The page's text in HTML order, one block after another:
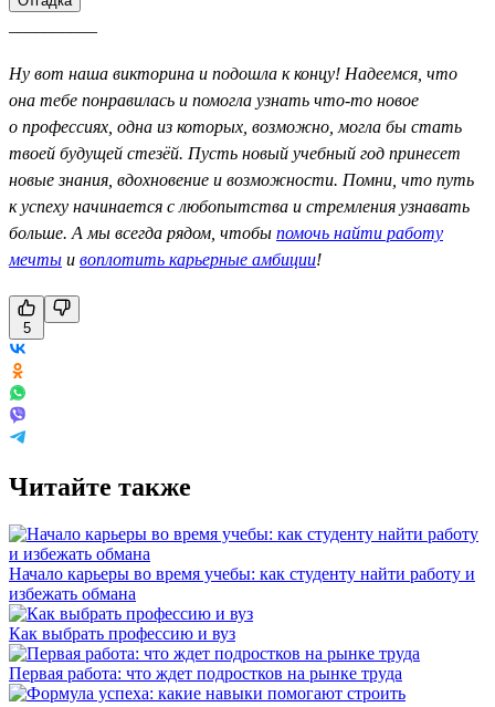
Ну вот наша викторина и подошла к концу! Надеемся, что
она тебе понравилась и помогла узнать что-то новое
о профессиях, одна из которых, возможно, могла бы стать
твоей будущей стезёй. Пусть новый учебный год принесет
новые знания, вдохновение и возможности. Помни, что путь
к успеху начинается с любопытства и стремления узнавать
больше. А мы всегда рядом, чтобы помочь найти работу
мечты и воплотить карьерные амбиции!
5
Читайте также
Начало карьеры во время учебы: как студенту найти работу и
избежать обмана
Как выбрать профессию и вуз
Первая работа: что ждет подростков на рынке труда